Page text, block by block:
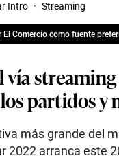
Intro · Streaming
El Comercio como fuente
streaming
partidos y
más grande del
2022 arranca este